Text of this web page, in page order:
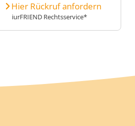
Hier Rückruf anfordern
iurFRIEND Rechtsservice*